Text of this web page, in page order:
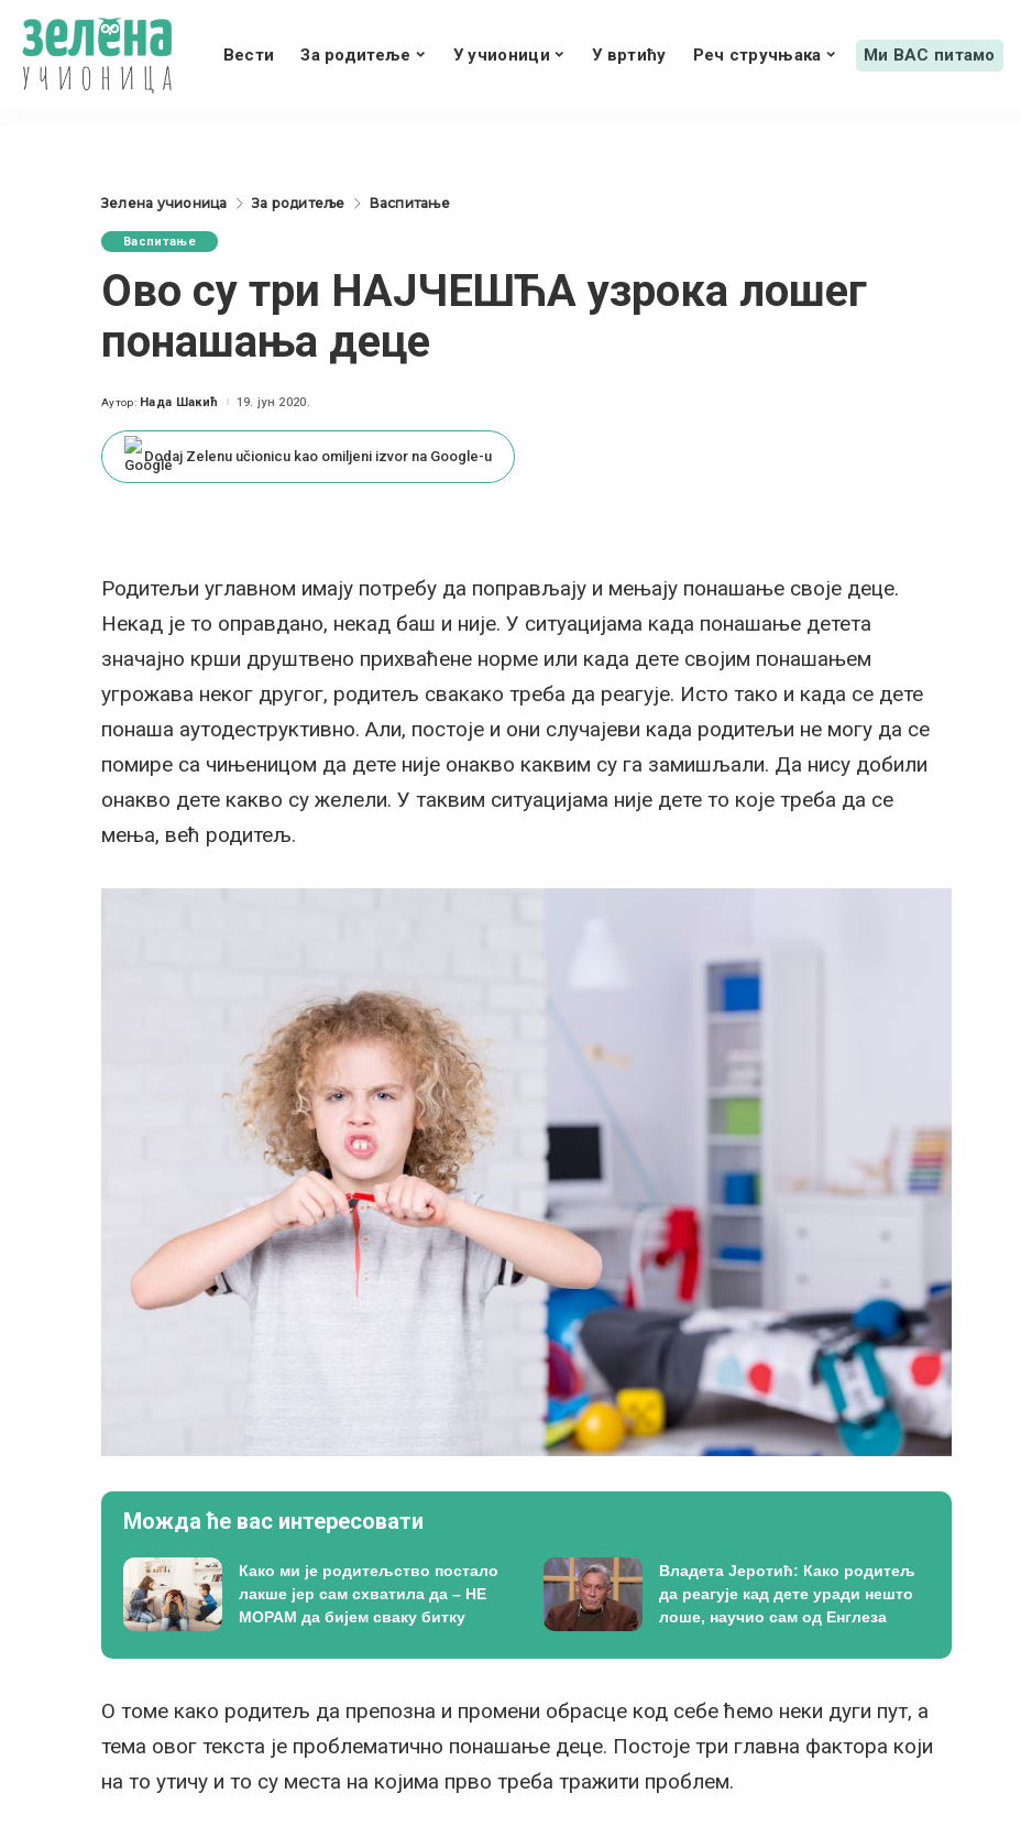
Вести За родитеље У учионици У вртићу Реч стручњака Ми ВАС питамо
Зелена учионица За родитеље Васпитање
Васпитање
Ово су три НАЈЧЕШЋА узрока лошег
понашања деце
Posted
Аутор: Нада Шакић 19. јун 2020.
Dodaj Zelenu učionicu kao omiljeni izvor na Google-u
Родитељи углавном имају потребу да поправљају и мењају понашање своје деце.
Некад је то оправдано, некад баш и није. У ситуацијама када понашање детета
значајно крши друштвено прихваћене норме или када дете својим понашањем
угрожава неког другог, родитељ свакако треба да реагује. Исто тако и када се дете
понаша аутодеструктивно. Али, постоје и они случајеви када родитељи не могу да се
помире са чињеницом да дете није онакво каквим су га замишљали. Да нису добили
онакво дете какво су желели. У таквим ситуацијама није дете то које треба да се
мења, већ родитељ.
Можда ће вас интересовати
Како ми је родитељство постало
лакше јер сам схватила да – НЕ
МОРАМ да бијем сваку битку
Владета Јеротић: Како родитељ
да реагује кад дете уради нешто
лоше, научио сам од Енглеза
О томе како родитељ да препозна и промени обрасце код себе ћемо неки дуги пут, а
тема овог текста је проблематично понашање деце. Постоје три главна фактора који
на то утичу и то су места на којима прво треба тражити проблем.